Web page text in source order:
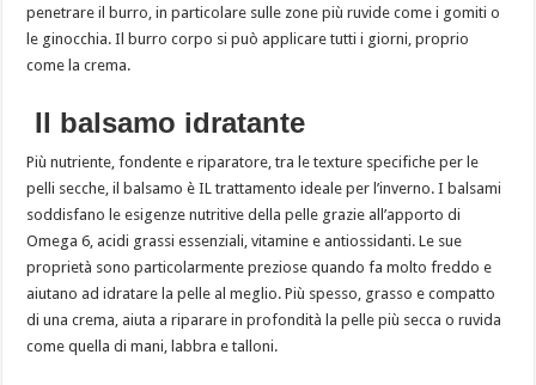
penetrare il burro, in particolare sulle zone più ruvide come i gomiti o
le ginocchia. Il burro corpo si può applicare tutti i giorni, proprio
come la crema.
Il balsamo idratante
Più nutriente, fondente e riparatore, tra le texture specifiche per le
pelli secche, il balsamo è IL trattamento ideale per l’inverno. I balsami
soddisfano le esigenze nutritive della pelle grazie all’apporto di
Omega 6, acidi grassi essenziali, vitamine e antiossidanti. Le sue
proprietà sono particolarmente preziose quando fa molto freddo e
aiutano ad idratare la pelle al meglio. Più spesso, grasso e compatto
di una crema, aiuta a riparare in profondità la pelle più secca o ruvida
come quella di mani, labbra e talloni.